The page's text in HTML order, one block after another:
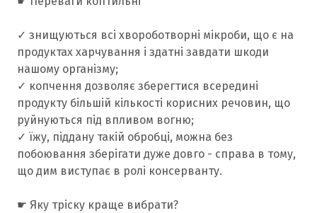
✓ знищуються всі хвороботворні мікроби, що є на
продуктах харчування і здатні завдати шкоди
нашому організму;
✓ копчення дозволяє зберегтися всередині
продукту більшій кількості корисних речовин, що
руйнуються під впливом вогню;
✓ їжу, піддану такій обробці, можна без
побоювання зберігати дуже довго - справа в тому,
що дим виступає в ролі консерванту.
☛ Яку тріску краще вибрати?